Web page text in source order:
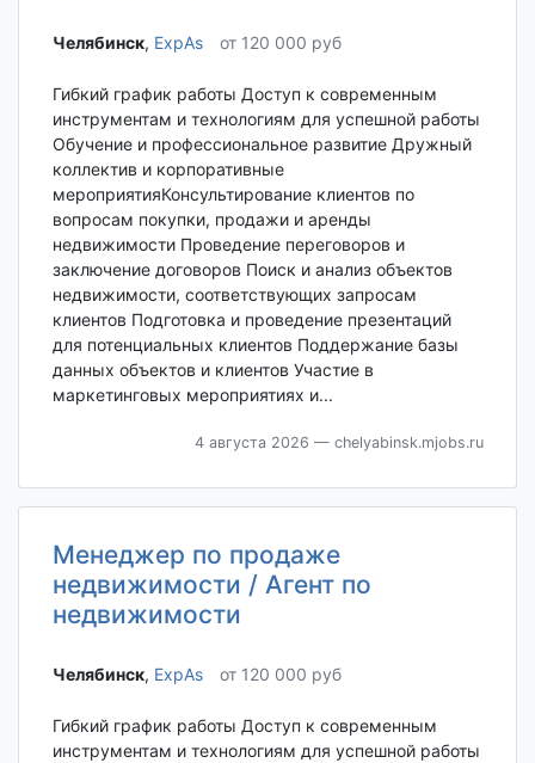
Челябинск‎, ExpAs от 120 000 руб
Гибкий график работы Доступ к современным
инструментам и технологиям для успешной работы
Обучение и профессиональное развитие Дружный
коллектив и корпоративные
мероприятияКонсультирование клиентов по
вопросам покупки, продажи и аренды
недвижимости Проведение переговоров и
заключение договоров Поиск и анализ объектов
недвижимости, соответствующих запросам
клиентов Подготовка и проведение презентаций
для потенциальных клиентов Поддержание базы
данных объектов и клиентов Участие в
маркетинговых мероприятиях и...
4 августа 2026 — chelyabinsk.mjobs.ru
Менеджер по продаже
недвижимости / Агент по
недвижимости
Челябинск‎, ExpAs от 120 000 руб
Гибкий график работы Доступ к современным
инструментам и технологиям для успешной работы